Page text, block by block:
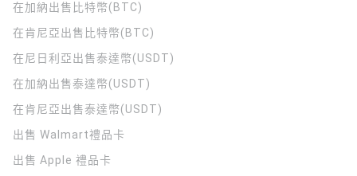
在加納出售比特幣(BTC)
在肯尼亞出售比特幣(BTC)
在尼日利亞出售泰達幣(USDT)
在加納出售泰達幣(USDT)
在肯尼亞出售泰達幣(USDT)
出售 Walmart禮品卡
出售 Apple 禮品卡